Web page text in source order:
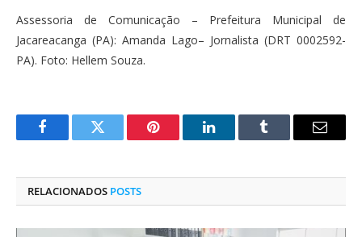
Assessoria de Comunicação – Prefeitura Municipal de
Jacareacanga (PA): Amanda Lago– Jornalista (DRT 0002592-
PA). Foto: Hellem Souza.
FacebookTwitter Pinterest O
Tumblr
E-
RELACIONADOS POSTS